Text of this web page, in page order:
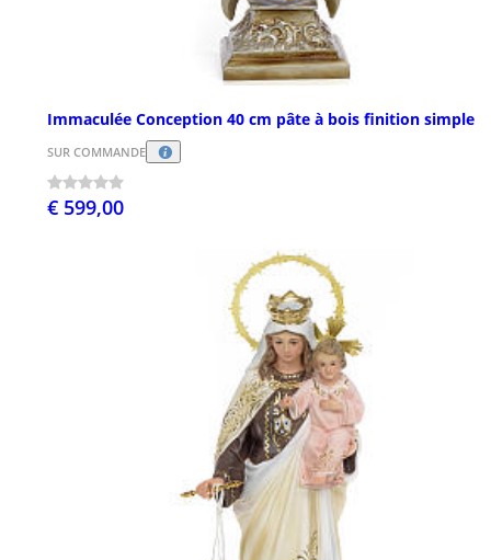
Immaculée Conception 40 cm pâte à bois finition simple
SUR COMMANDE
€ 599,00